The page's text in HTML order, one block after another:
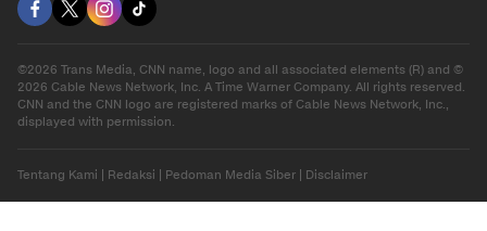
©2026 Trans Media, CNN name, logo and all associated elements (R) and ©
2026 Cable News Network, Inc. A Time Warner Company. All rights reserved.
CNN and the CNN logo are registered marks of Cable News Network, Inc.,
displayed with permission.
Tentang Kami | Redaksi | Pedoman Media Siber | Disclaimer